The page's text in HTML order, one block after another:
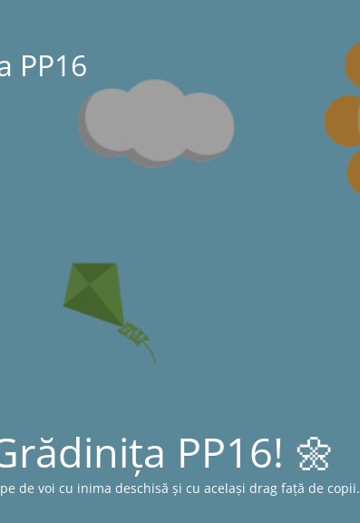
PP16
PP16! 🌼
de voi cu inima deschisă și cu același drag față de copii.